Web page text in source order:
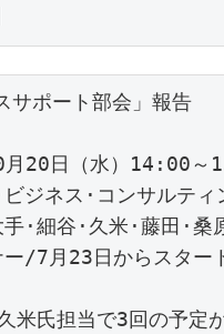
サポート部会」報告
月20日（水）14:00～
ジネス·コンサルテ
·細谷·久米·藤田·桑
ー/7月23日からスター
米氏担当で3回の予定